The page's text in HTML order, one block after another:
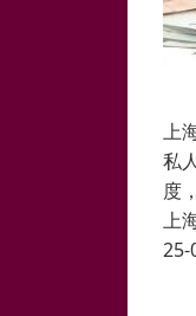
上
私
度
上
25-